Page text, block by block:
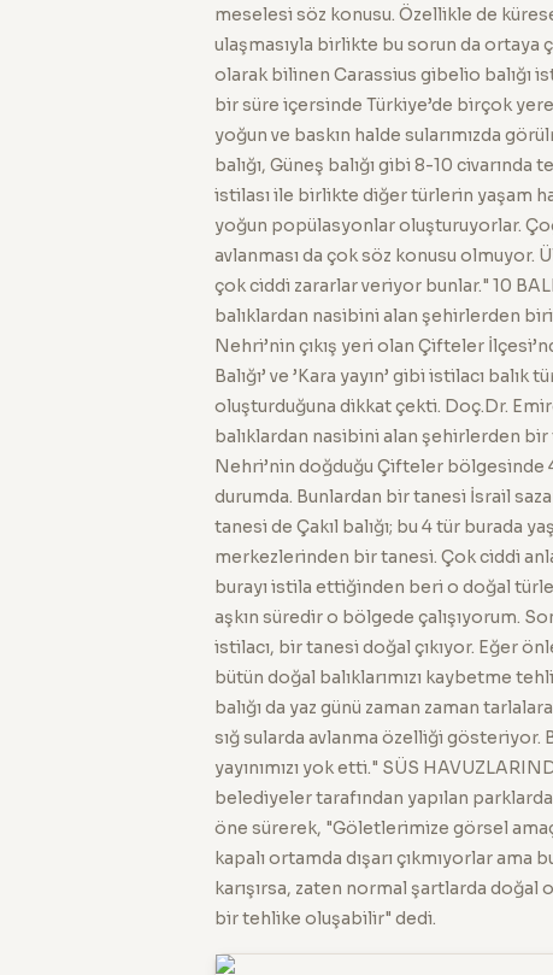
meselesi söz konusu. Özellikle de
ulaşmasıyla birlikte bu sorun da ortaya
olarak bilinen Carassius gibelio balığı
bir süre içersinde Türkiye’de birçok yere
yoğun ve baskın halde sularımızda
balığı, Güneş balığı gibi 8-10 civarında
istilası ile birlikte diğer türlerin yaşam
yoğun popülasyonlar oluşturuyorlar.
avlanması da çok söz konusu
çok ciddi zararlar veriyor bunlar." 10
balıklardan nasibini alan şehirlerden
Nehri’nin çıkış yeri olan Çifteler
Balığı’ ve ’Kara yayın’ gibi istilacı
oluşturduğuna dikkat çekti. Doç.Dr.
balıklardan nasibini alan şehirlerden
Nehri’nin doğduğu Çifteler bölgesinde
durumda. Bunlardan bir tanesi İsrail
tanesi de Çakıl balığı; bu 4 tür burada
merkezlerinden bir tanesi. Çok ciddi
burayı istila ettiğinden beri o doğal
aşkın süredir o bölgede çalışıyorum. Son
istilacı, bir tanesi doğal çıkıyor. Eğer
bütün doğal balıklarımızı kaybetme
balığı da yaz günü zaman zaman
sığ sularda avlanma özelliği gösteriyor.
yayınımızı yok etti." SÜS
belediyeler tarafından yapılan
öne sürerek, "Göletlerimize görsel
kapalı ortamda dışarı çıkmıyorlar ama
karışırsa, zaten normal şartlarda
bir tehlike oluşabilir" dedi.